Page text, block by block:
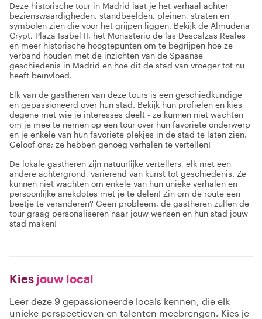
Deze historische tour in Madrid laat je het verhaal achter
bezienswaardigheden, standbeelden, pleinen, straten en
symbolen zien die voor het grijpen liggen. Bekijk de Almudena
Crypt, Plaza Isabel II, het Monasterio de las Descalzas Reales
en meer historische hoogtepunten om te begrijpen hoe ze
verband houden met de inzichten van de Spaanse
geschiedenis in Madrid en hoe dit de stad van vroeger tot nu
heeft beïnvloed.
Elk van de gastheren van deze tours is een geschiedkundige
en gepassioneerd over hun stad. Bekijk hun profielen en kies
degene met wie je interesses deelt - ze kunnen niet wachten
om je mee te nemen op een tour over hun favoriete onderwerp
en je enkele van hun favoriete plekjes in de stad te laten zien.
Geloof ons; ze hebben genoeg verhalen te vertellen!
De lokale gastheren zijn natuurlijke vertellers, elk met een
andere achtergrond, variërend van kunst tot geschiedenis. Ze
kunnen niet wachten om enkele van hun unieke verhalen en
persoonlijke anekdotes met je te delen! Zin om de route een
beetje te veranderen? Geen probleem, de gastheren zullen de
tour graag personaliseren naar jouw wensen en hun stad jouw
stad maken!
Kies jouw local
Leer deze 9 gepassioneerde locals kennen, die elk
unieke perspectieven en talenten meebrengen. Kies je